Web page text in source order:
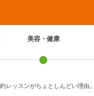
美容・健康
レッスンがちょとしんどい理由。